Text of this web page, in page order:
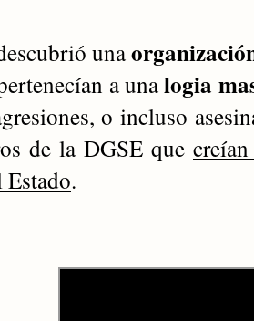
una
a unalogia
o incluso
de la DGSE que
.